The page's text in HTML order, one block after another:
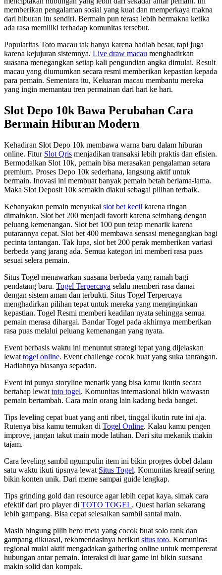
memberikan pengalaman sosial yang kuat dan memperkaya makna
dari hiburan itu sendiri. Bermain pun terasa lebih bermakna ketika
ada rasa memiliki terhadap komunitas tersebut.
Popularitas Toto macau tak hanya karena hadiah besar, tapi juga
karena kejujuran sistemnya. Live draw macau menghadirkan
suasana menegangkan setiap kali pengundian angka dimulai. Result
macau yang diumumkan secara resmi memberikan kepastian kepada
para pemain. Sementara itu, Keluaran macau membantu mereka
yang ingin memantau tren permainan dari hari ke hari.
Slot Depo 10k Bawa Perubahan Cara
Bermain Hiburan Modern
Kehadiran Slot Depo 10k membawa warna baru dalam hiburan
online. Fitur Slot Qris menjadikan transaksi lebih praktis dan efisien.
Bermodalkan Slot 10k, pemain bisa merasakan pengalaman setara
premium. Proses Depo 10k sederhana, langsung aktif untuk
bermain. Inovasi ini membuat banyak pemain betah berlama-lama.
Maka Slot Deposit 10k semakin diakui sebagai pilihan terbaik.
Kebanyakan pemain menyukai slot bet kecil karena ringan
dimainkan. Slot bet 200 menjadi favorit karena seimbang dengan
peluang kemenangan. Slot bet 100 pun tetap menarik karena
putarannya cepat. Slot bet 400 membawa sensasi menegangkan bagi
pecinta tantangan. Tak lupa, slot bet 200 perak memberikan variasi
berbeda yang jarang ada. Semua kategori ini memberi rasa puas
sesuai selera pemain.
Situs Togel menawarkan suasana berbeda yang ramah bagi
pendatang baru. Togel Terpercaya selalu memberi rasa damai
dengan sistem aman dan terbukti. Situs Togel Terpercaya
menghadirkan pilihan tepat untuk mereka yang menginginkan
kepastian. Togel Resmi memberi keadilan nyata sehingga semua
pemain merasa dihargai. Bandar Togel pada akhirnya memberikan
rasa puas melalui peluang kemenangan yang nyata.
Event berbasis waktu ini menuntut strategi tepat yang dijelaskan
lewat togel online. Event challenge cocok buat yang suka tantangan.
Hadiahnya biasanya sepadan.
Event ini punya storyline menarik yang bisa kamu ikutin secara
bertahap lewat toto togel. Komunitas internasional bikin wawasan
pemain bertambah. Cara main orang lain kadang beda banget.
Tips leveling cepat buat yang anti ribet, tinggal ikutin rute ini aja.
Rutenya bisa kamu temukan di Togel Online. Kalau kamu pengen
improve, jangan takut main mode latihan. Dari situ mekanik makin
tajam.
Cara leveling sambil ngumpulin item ini bikin progres dobel dalam
satu waktu ikuti tipsnya lewat Situs Togel. Komunitas kreatif sering
bikin konten unik. Dari meme sampai guide lengkap.
Tips grinding gold dan resource agar lebih cepat kaya, simak cara
efektif dari pro player di TOTO TOGEL. Quest harian sekarang
lebih gampang. Bisa cepat selesaikan sambil santai main.
Masih bingung pilih hero meta yang cocok buat solo rank dan
gampang dikuasai, rekomendasinya berikut situs toto. Komunitas
regional mulai aktif mengadakan gathering online untuk mempererat
hubungan antar pemain. Interaksi di luar game ini bikin suasana
makin solid dan kompak.